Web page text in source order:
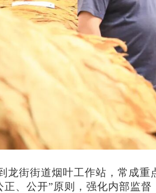
龙街街道烟叶工作站，常成
正、公开”原则，强化内部监